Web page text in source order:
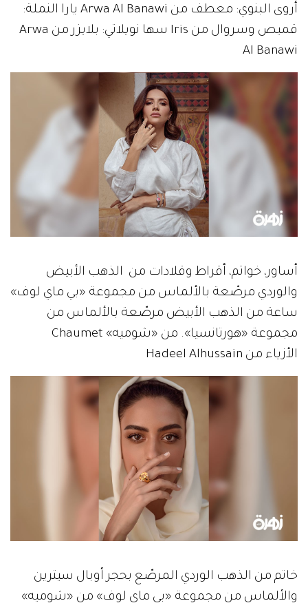
أروى البنوي: معطف من Arwa Al Banawi يارا النملة:
قميص وسروال من Iris سها نويلاتي: بلايزر من Arwa
Al Banawi
أساور، خواتم، أقراط وقلادات من الذهب الأبيض
والوردي مرصّعة بالألماس من مجموعة «بي ماي لوف»
ساعة من الذهب الأبيض مرصّعة بالألماس من
مجموعة «هورتانسيا». من «شوميه» Chaumet
الأزياء من Hadeel Alhussain
خاتم من الذهب الوردي المرصّع بحجر أوبال سيترين
والألماس من مجموعة «بي ماي لوف» من «شوميه»